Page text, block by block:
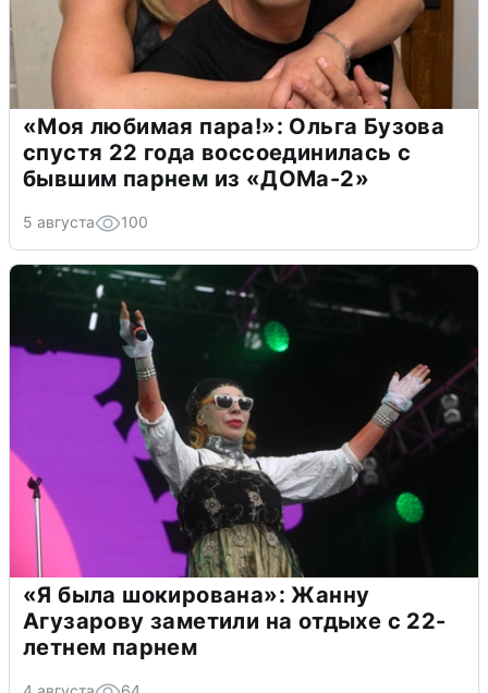
«Моя любимая пара!»: Ольга Бузова
спустя 22 года воссоединилась с
бывшим парнем из «ДОМа-2»
5 августа 100
«Я была шокирована»: Жанну
Агузарову заметили на отдыхе с 22-
летнем парнем